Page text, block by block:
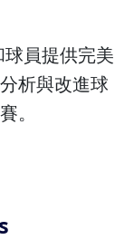
員提供完美
析與改進球
。